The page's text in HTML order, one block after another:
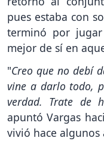
pues estaba con
terminó por
mejor de sí en
"Creo que no debí
vine a darlo todo,
verdad. Trate de
apuntó Vargas
vivió hace algunos